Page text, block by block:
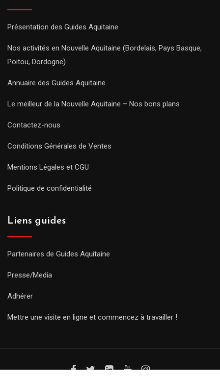
Présentation des Guides Aquitaine
Nos activités en Nouvelle Aquitaine (Bordelais, Pays Basque,
Poitou, Dordogne)
Annuaire des Guides Aquitaine
Le meilleur de la Nouvelle Aquitaine – Nos bons plans
Contactez-nous
Conditions Générales de Ventes
Mentions Légales et CGU
Politique de confidentialité
Liens guides
Partenaires de Guides Aquitaine
Presse/Media
Adhérer
Mettre une visite en ligne et commencez à travailler !